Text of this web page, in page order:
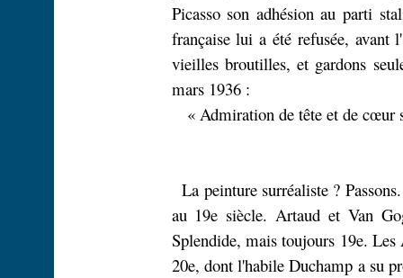
Picasso son adhésion au parti
française lui a été refusée, avant
vieilles broutilles, et gardons
mars 1936 :
« Admiration de tête et de cœur
La peinture surréaliste ?
au 19e siècle. Artaud et Van
Splendide, mais toujours 19e.
20e, dont l'habile Duchamp a su